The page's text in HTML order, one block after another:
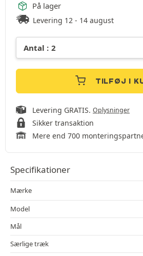
På lager
Levering 12 - 14 august
TILFØJ I
Levering GRATIS. Oplysninger
Sikker transaktion
Mere end 700
Specifikationer
Mærke
Model
Mål
Særlige træk